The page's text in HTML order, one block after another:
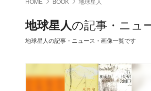
地球星人の記事・ニュ
地球星人の記事・ニュース・画像一覧です